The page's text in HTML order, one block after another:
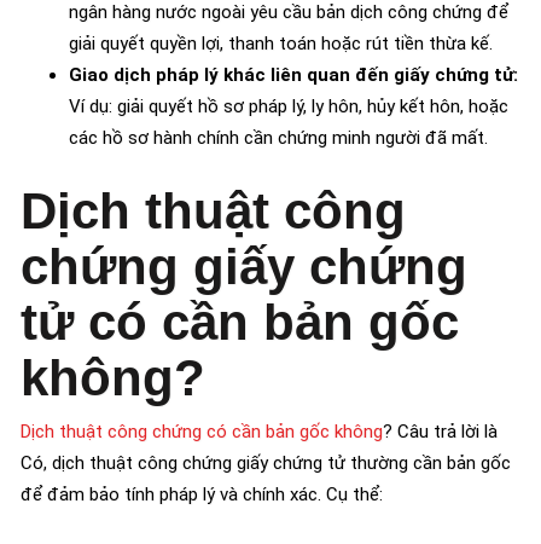
ngân hàng nước ngoài yêu cầu bản dịch công chứng để
giải quyết quyền lợi, thanh toán hoặc rút tiền thừa kế.
Giao dịch pháp lý khác liên quan đến giấy chứng tử:
Ví dụ: giải quyết hồ sơ pháp lý, ly hôn, hủy kết hôn, hoặc
các hồ sơ hành chính cần chứng minh người đã mất.
Dịch thuật công
chứng giấy chứng
tử có cần bản gốc
không?
Dịch thuật công chứng có cần bản gốc không? Câu trả lời là
Có, dịch thuật công chứng giấy chứng tử thường cần bản gốc
để đảm bảo tính pháp lý và chính xác. Cụ thể: